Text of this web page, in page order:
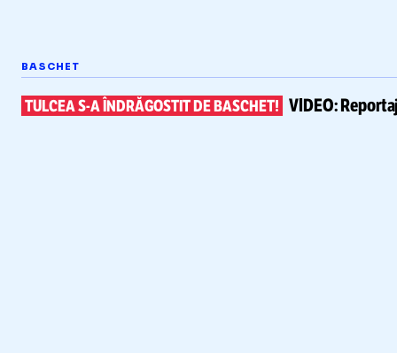
BASCHET
TULCEAS-AÎNDRĂGOSTIT DE BASCHET! VIDEO: